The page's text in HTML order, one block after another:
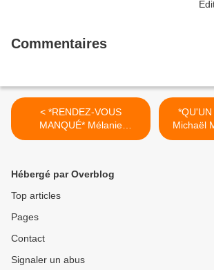
Commentaires
< *RENDEZ-VOUS
MANQUÉ* Mélanie
Beaubien* Édition JCL* par
Michaël
Belfond
Hébergé par Overblog
Top articles
Pages
Contact
Signaler un abus